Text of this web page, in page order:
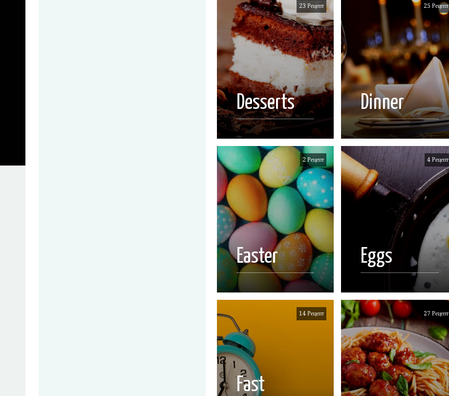
23 Рецепт
Desserts
25 Рецепт
Dinner
2 Рецепт
Easter
4 Рецепт
Eggs
14 Рецепт
Fast
27 Рецепт